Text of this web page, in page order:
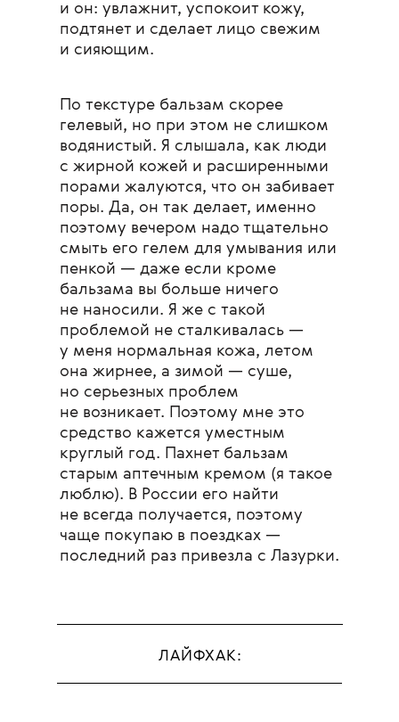
и он: увлажнит, успокоит кожу,
подтянет и сделает лицо свежим
и сияющим.
По текстуре бальзам скорее
гелевый, но при этом не слишком
водянистый. Я слышала, как люди
с жирной кожей и расширенными
порами жалуются, что он забивает
поры. Да, он так делает, именно
поэтому вечером надо тщательно
смыть его гелем для умывания или
пенкой — даже если кроме
бальзама вы больше ничего
не наносили. Я же с такой
проблемой не сталкивалась —
у меня нормальная кожа, летом
она жирнее, а зимой — суше,
но серьезных проблем
не возникает. Поэтому мне это
средство кажется уместным
круглый год. Пахнет бальзам
старым аптечным кремом (я такое
люблю). В России его найти
не всегда получается, поэтому
чаще покупаю в поездках —
последний раз привезла с Лазурки.
ЛАЙФХАК: